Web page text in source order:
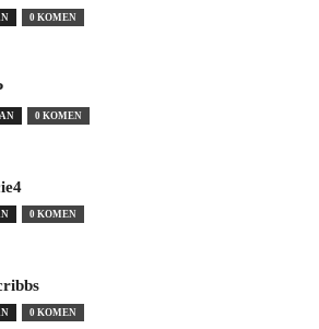
0 KOMEN
0 KOMEN
0 KOMEN
0 KOMEN